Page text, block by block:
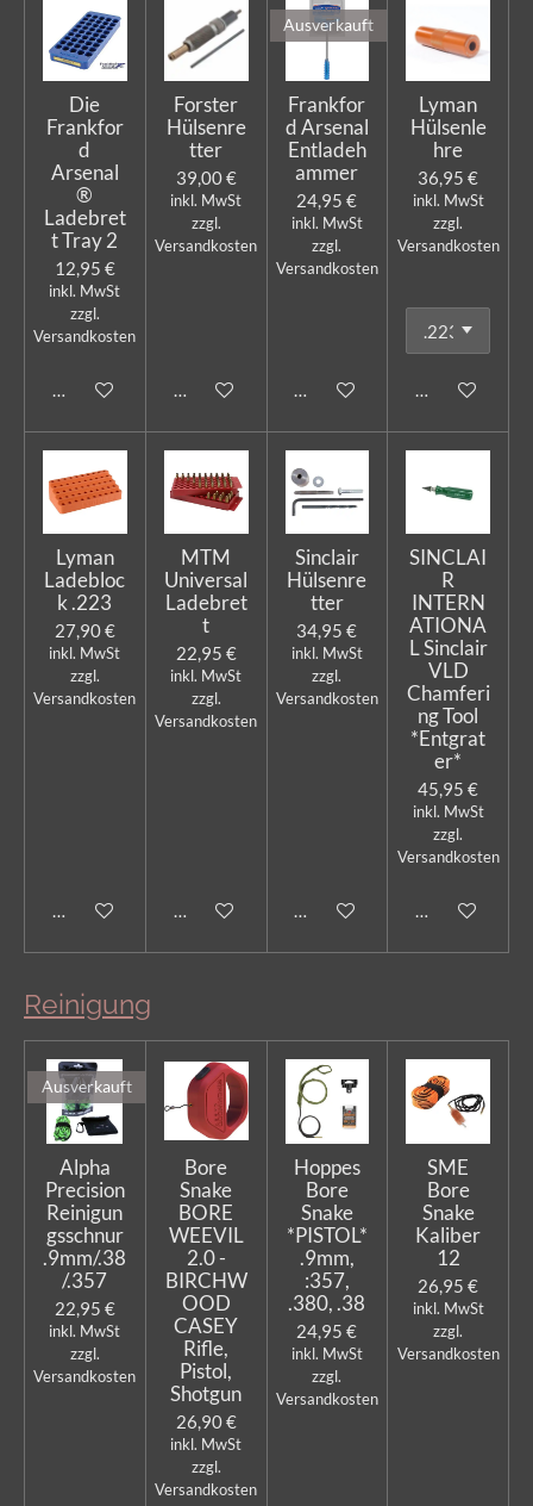
Die
Frankfor
d
Arsenal
®
Ladebret
t Tray 2
12,95 €
inkl. MwSt
zzgl.
Versandkosten
In den Warenkorb
Forster
Hülsenre
tter
39,00 €
inkl. MwSt
zzgl.
Versandkosten
In den Warenkorb
Ausverkauft
Frankfor
d Arsenal
Entladeh
ammer
24,95 €
inkl. MwSt
zzgl.
Versandkosten
Bei Verfügbarkeit
Lyman
Hülsenle
hre
36,95 €
inkl. MwSt
zzgl.
Versandkosten
In den
Lyman
Ladebloc
k .223
27,90 €
inkl. MwSt
zzgl.
Versandkosten
In den Warenkorb
MTM
Universal
Ladebret
t
22,95 €
inkl. MwSt
zzgl.
Versandkosten
In den Warenkorb
Sinclair
Hülsenre
tter
34,95 €
inkl. MwSt
zzgl.
Versandkosten
In den Warenkorb
SINCLAI
R
INTERN
ATIONA
L Sinclair
VLD
Chamferi
ng Tool
*Entgrat
er*
45,95 €
inkl. MwSt
zzgl.
Versandkosten
In den
Reinigung
Ausverkauft
Alpha
Precision
Reinigun
gsschnur
.9mm/.38
/.357
22,95 €
inkl. MwSt
zzgl.
Versandkosten
Bore
Snake
BORE
WEEVIL
2.0 -
BIRCHW
OOD
CASEY
Rifle,
Pistol,
Shotgun
26,90 €
inkl. MwSt
zzgl.
Versandkosten
Hoppes
Bore
Snake
*PISTOL*
.9mm,
:357,
.380, .38
24,95 €
inkl. MwSt
zzgl.
Versandkosten
SME
Bore
Snake
Kaliber
12
26,95 €
inkl. MwSt
zzgl.
Versandkosten